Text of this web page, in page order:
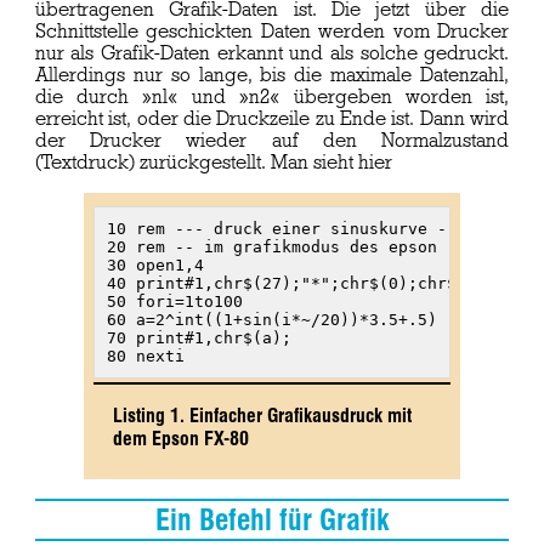
übertragenen Grafik-Daten ist. Die jetzt über die
Schnittstelle geschickten Daten werden vom Drucker
nur als Grafik-Daten erkannt und als solche gedruckt.
Allerdings nur so lange, bis die maximale Datenzahl,
die durch »nl« und »n2« übergeben worden ist,
erreicht ist, oder die Druckzeile zu Ende ist. Dann wird
der Drucker wieder auf den Normalzustand
(Textdruck) zurückgestellt. Man sieht hier
10 rem --- druck einer sinuskurve ---
20 rem -- im grafikmodus des epson --
30 open1,4
40
50 fori=1to100
60 a=2^int((1+sin(i*~/20))*3.5+.5)
70 print#1,chr$(a);
80 nexti
Listing 1. Einfacher Grafikausdruck mit
dem Epson FX-80
Ein Befehl für Grafik